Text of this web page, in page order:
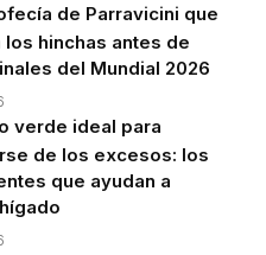
de Parravicini que
los hinchas antes de
del Mundial 2026
verde ideal para
de los excesos: los
que ayudan a